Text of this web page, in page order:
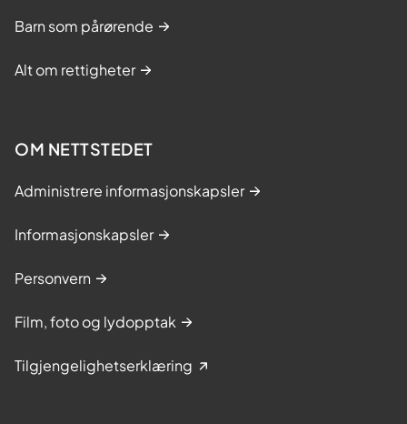
Barn som pårørende
Alt om rettigheter
OM NETTSTEDET
Administrere informasjonskapsler
Informasjonskapsler
Personvern
Film, foto og lydopptak
Tilgjengelighetserklæring